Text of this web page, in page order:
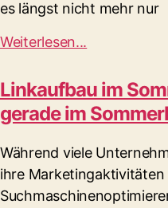
es längst nicht mehr nur
Weiterlesen...
Linkaufbau im
gerade im
Während viele
ihre